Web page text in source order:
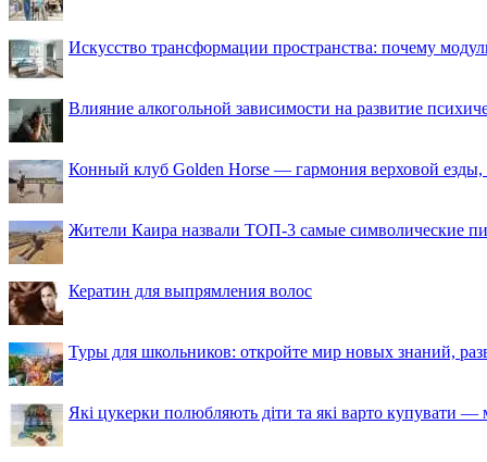
Искусство трансформации пространства: почему
Влияние алкогольной зависимости на развитие
Конный клуб Golden Horse — гармония верховой езды,
Жители Каира назвали ТОП-3 самые символические
Кератин для выпрямления волос
Туры для школьников: откройте мир новых знаний,
Які цукерки полюбляють діти та які варто купувати —